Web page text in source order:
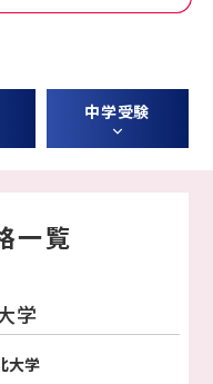
中学受験
一覧
学
大学